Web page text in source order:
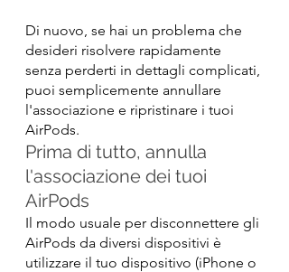
Di nuovo, se hai un problema che
desideri risolvere rapidamente
senza perderti in dettagli complicati,
puoi semplicemente annullare
l'associazione e ripristinare i tuoi
AirPods.
Prima di tutto, annulla
l'associazione dei tuoi
AirPods
Il modo usuale per disconnettere gli
AirPods da diversi dispositivi è
utilizzare il tuo dispositivo (iPhone o